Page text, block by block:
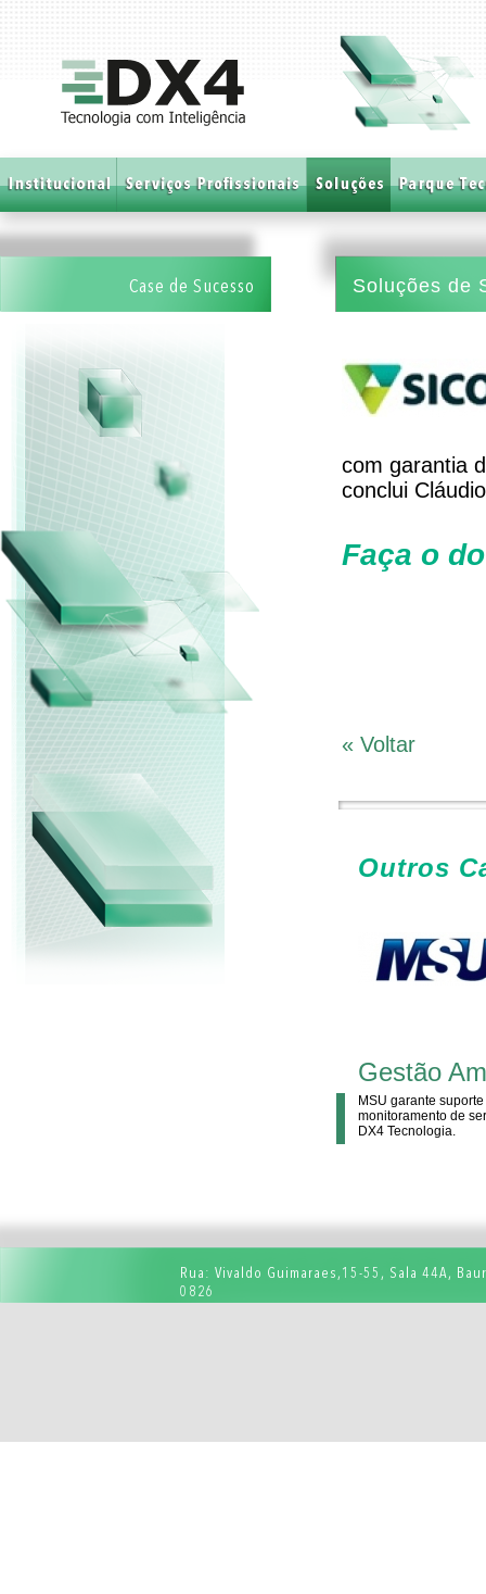
Case de Sucesso Soluções de
com garantia
conclui
Faça o
« Voltar
Outros
Gestão
MSU garante
monitoramento de
DX4 Tecnologia.
Rua: Vivaldo Guimaraes,15-55, Sala 44A,
0826